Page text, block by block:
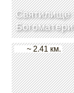
Святилище
Богоматери
~ 2.41 км.